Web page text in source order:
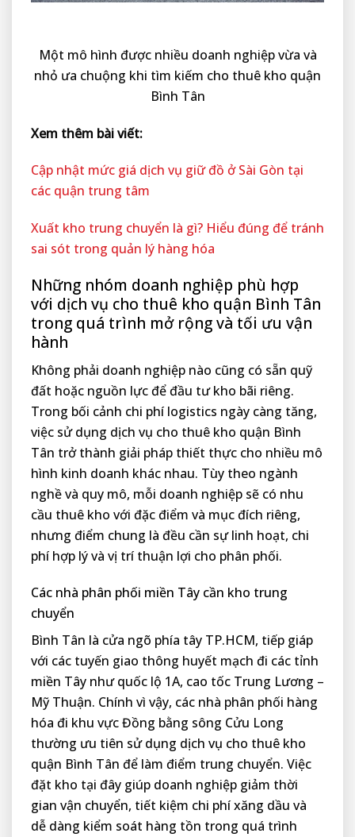
Một mô hình được nhiều doanh nghiệp vừa và
nhỏ ưa chuộng khi tìm kiếm cho thuê kho quận
Bình Tân
Xem thêm bài viết:
Cập nhật mức giá dịch vụ giữ đồ ở Sài Gòn tại
các quận trung tâm
Xuất kho trung chuyển là gì? Hiểu đúng để tránh
sai sót trong quản lý hàng hóa
Những nhóm doanh nghiệp phù hợp
với dịch vụ cho thuê kho quận Bình Tân
trong quá trình mở rộng và tối ưu vận
hành
Không phải doanh nghiệp nào cũng có sẵn quỹ
đất hoặc nguồn lực để đầu tư kho bãi riêng.
Trong bối cảnh chi phí logistics ngày càng tăng,
việc sử dụng dịch vụ cho thuê kho quận Bình
Tân trở thành giải pháp thiết thực cho nhiều mô
hình kinh doanh khác nhau. Tùy theo ngành
nghề và quy mô, mỗi doanh nghiệp sẽ có nhu
cầu thuê kho với đặc điểm và mục đích riêng,
nhưng điểm chung là đều cần sự linh hoạt, chi
phí hợp lý và vị trí thuận lợi cho phân phối.
Các nhà phân phối miền Tây cần kho trung
chuyển
Bình Tân là cửa ngõ phía tây TP.HCM, tiếp giáp
với các tuyến giao thông huyết mạch đi các tỉnh
miền Tây như quốc lộ 1A, cao tốc Trung Lương –
Mỹ Thuận. Chính vì vậy, các nhà phân phối hàng
hóa đi khu vực Đồng bằng sông Cửu Long
thường ưu tiên sử dụng dịch vụ cho thuê kho
quận Bình Tân để làm điểm trung chuyển. Việc
đặt kho tại đây giúp doanh nghiệp giảm thời
gian vận chuyển, tiết kiệm chi phí xăng dầu và
dễ dàng kiểm soát hàng tồn trong quá trình